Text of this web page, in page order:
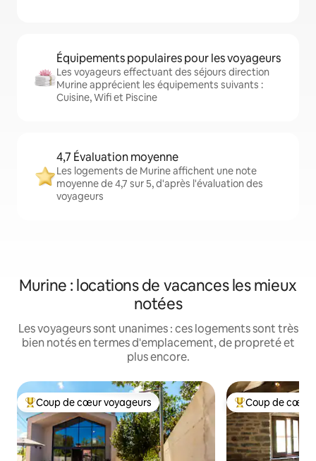
Équipements populaires pour les voyageurs
Les voyageurs effectuant des séjours direction
Murine apprécient les équipements suivants :
Cuisine, Wifi et Piscine
4,7 Évaluation moyenne
Les logements de Murine affichent une note
moyenne de 4,7 sur 5, d'après l'évaluation des
voyageurs
Murine : locations de vacances les mieux
notées
Les voyageurs sont unanimes : ces logements sont très
bien notés en termes d'emplacement, de propreté et
plus encore.
Coups de cœur voyageurs les plus appréciés
Coup de cœur voyageurs Coups de cœur
Coup de cœur